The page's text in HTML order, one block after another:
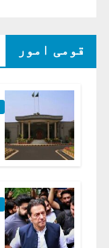
قومی امور